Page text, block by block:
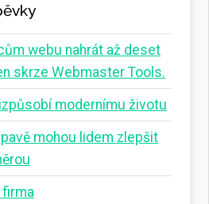
webu nahrát až deset
skrze Webmaster Tools.
modernímu životu
mohou lidem zlepšit